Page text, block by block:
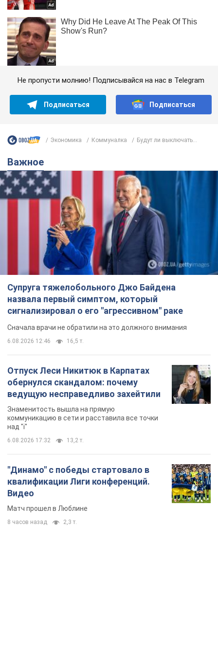
область
Не пропусти молнию! Подписывайся на нас в Telegram
Подписаться Подписаться
Экономика Коммуналка Будут ли выключать...
Важное
Супруга тяжелобольного Джо Байдена
назвала первый симптом, который
сигнализировал о его "агрессивном" раке
Сначала врачи не обратили на это должного внимания
6.08.2026 12:46 16,5 т.
Отпуск Леси Никитюк в Карпатах
обернулся скандалом: почему
ведущую несправедливо захейтили
Знаменитость вышла на прямую
коммуникацию в сети и расставила все точки
над "i"
6.08.2026 17:32 13,2 т.
"Динамо" с победы стартовало в
квалификации Лиги конференций.
Видео
Матч прошел в Люблине
8 часов назад 2,3 т.